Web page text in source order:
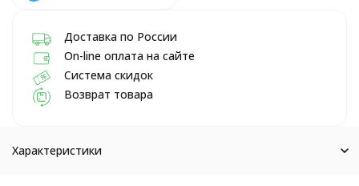
Доставка по России
On-line оплата на сайте
Система скидок
Возврат товара
Характеристики